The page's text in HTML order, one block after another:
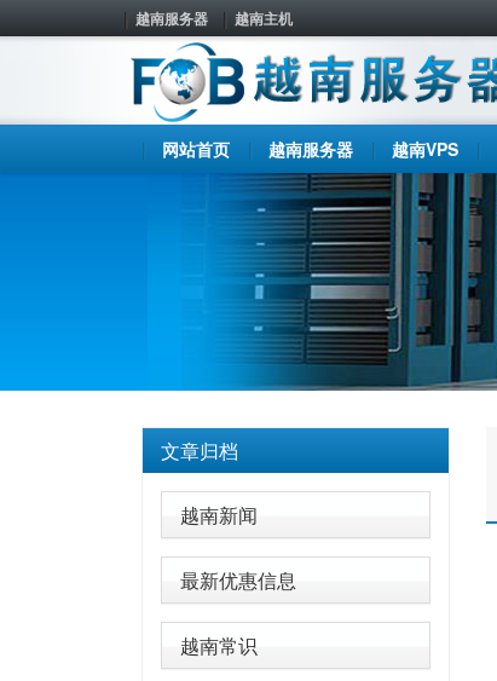
越南服务器 越南主机
网站首页 越南服务器 越南VPS
文章归档
越南新闻
最新优惠信息
越南常识